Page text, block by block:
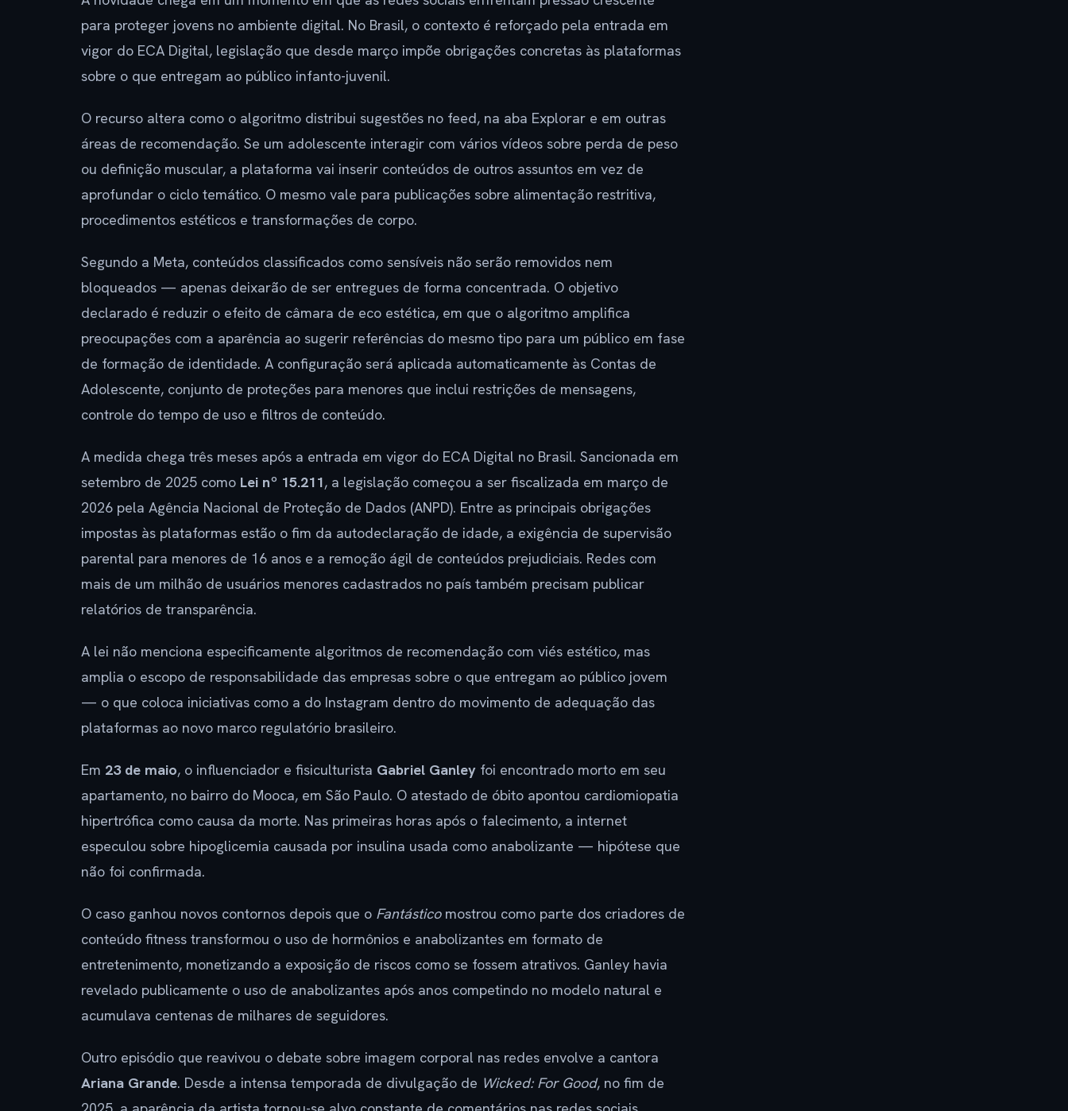
para proteger jovens no ambiente digital. No Brasil, o contexto é reforçado pela entrada em
vigor do ECA Digital, legislação que desde março impõe obrigações concretas às plataformas
sobre o que entregam ao público infanto-juvenil.
O recurso altera como o algoritmo distribui sugestões no feed, na aba Explorar e em outras
áreas de recomendação. Se um adolescente interagir com vários vídeos sobre perda de peso
ou definição muscular, a plataforma vai inserir conteúdos de outros assuntos em vez de
aprofundar o ciclo temático. O mesmo vale para publicações sobre alimentação restritiva,
procedimentos estéticos e transformações de corpo.
Segundo a Meta, conteúdos classificados como sensíveis não serão removidos nem
bloqueados — apenas deixarão de ser entregues de forma concentrada. O objetivo
declarado é reduzir o efeito de câmara de eco estética, em que o algoritmo amplifica
preocupações com a aparência ao sugerir referências do mesmo tipo para um público em fase
de formação de identidade. A configuração será aplicada automaticamente às Contas de
Adolescente, conjunto de proteções para menores que inclui restrições de mensagens,
controle do tempo de uso e filtros de conteúdo.
A medida chega três meses após a entrada em vigor do ECA Digital no Brasil. Sancionada em
setembro de 2025 como Lei nº 15.211, a legislação começou a ser fiscalizada em março de
2026 pela Agência Nacional de Proteção de Dados (ANPD). Entre as principais obrigações
impostas às plataformas estão o fim da autodeclaração de idade, a exigência de supervisão
parental para menores de 16 anos e a remoção ágil de conteúdos prejudiciais. Redes com
mais de um milhão de usuários menores cadastrados no país também precisam publicar
relatórios de transparência.
A lei não menciona especificamente algoritmos de recomendação com viés estético, mas
amplia o escopo de responsabilidade das empresas sobre o que entregam ao público jovem
— o que coloca iniciativas como a do Instagram dentro do movimento de adequação das
plataformas ao novo marco regulatório brasileiro.
Em 23 de maio, o influenciador e fisiculturista Gabriel Ganley foi encontrado morto em seu
apartamento, no bairro do Mooca, em São Paulo. O atestado de óbito apontou cardiomiopatia
hipertrófica como causa da morte. Nas primeiras horas após o falecimento, a internet
especulou sobre hipoglicemia causada por insulina usada como anabolizante — hipótese que
não foi confirmada.
O caso ganhou novos contornos depois que o Fantásticomostrou como parte dos criadores de
conteúdo fitness transformou o uso de hormônios e anabolizantes em formato de
entretenimento, monetizando a exposição de riscos como se fossem atrativos. Ganley havia
revelado publicamente o uso de anabolizantes após anos competindo no modelo natural e
acumulava centenas de milhares de seguidores.
Outro episódio que reavivou o debate sobre imagem corporal nas redes envolve a cantora
Ariana Grande. Desde a intensa temporada de divulgação de Wicked: For Good, no fim de